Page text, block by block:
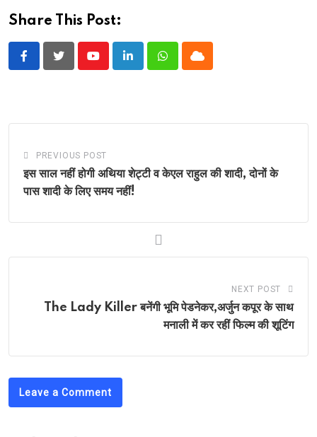
Share This Post:
YoutubeLinkedInWhatsappCloud
PREVIOUS POST
इस साल नहीं होगी अथिया शेट्टी व केएल राहुल की शादी, दोनों के
पास शादी के लिए समय नहीं!
NEXT POST
The Lady Killer बनेंगी भूमि पेडनेकर,अर्जुन कपूर के साथ
मनाली में कर रहीं फिल्म की शूटिंग
Leave a Comment